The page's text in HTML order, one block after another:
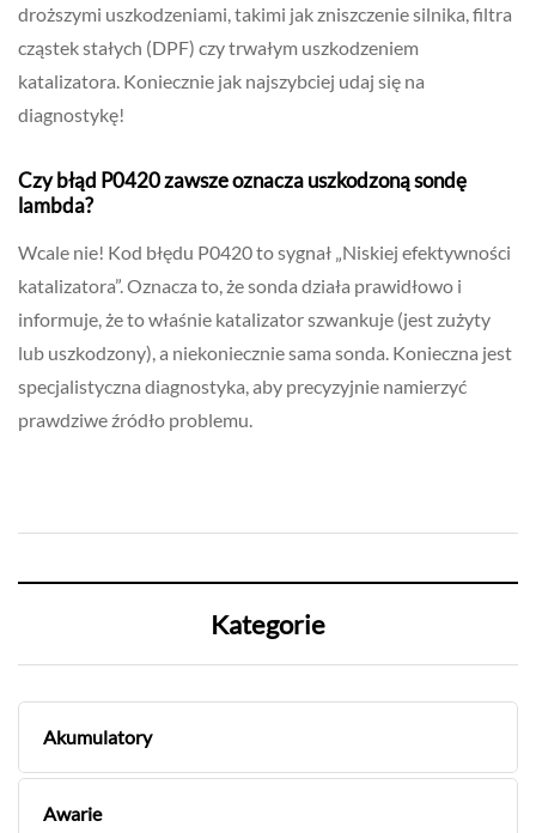
droższymi uszkodzeniami, takimi jak zniszczenie silnika, filtra
cząstek stałych (DPF) czy trwałym uszkodzeniem
katalizatora. Koniecznie jak najszybciej udaj się na
diagnostykę!
Czy błąd P0420 zawsze oznacza uszkodzoną sondę
lambda?
Wcale nie! Kod błędu P0420 to sygnał „Niskiej efektywności
katalizatora”. Oznacza to, że sonda działa prawidłowo i
informuje, że to właśnie katalizator szwankuje (jest zużyty
lub uszkodzony), a niekoniecznie sama sonda. Konieczna jest
specjalistyczna diagnostyka, aby precyzyjnie namierzyć
prawdziwe źródło problemu.
Kategorie
Akumulatory
Awarie